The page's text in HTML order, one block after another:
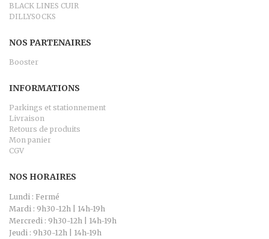
BLACK LINES CUIR
DILLYSOCKS
NOS PARTENAIRES
Booster
INFORMATIONS
Parkings et stationnement
Livraison
Retours de produits
Mon panier
CGV
NOS HORAIRES
Lundi : Fermé
Mardi : 9h30-12h | 14h-19h
Mercredi : 9h30-12h | 14h-19h
Jeudi : 9h30-12h | 14h-19h